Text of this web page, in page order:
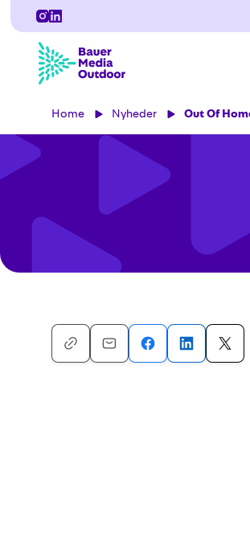
Home Nyheder Out Of